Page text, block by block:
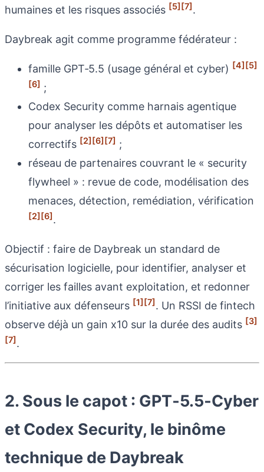
humaines et les risques associés [5][7].
Daybreak agit comme programme fédérateur :
famille GPT‑5.5 (usage général et cyber) [4][5]
[6] ;
Codex Security comme harnais agentique
pour analyser les dépôts et automatiser les
correctifs [2][6][7] ;
réseau de partenaires couvrant le « security
flywheel » : revue de code, modélisation des
menaces, détection, remédiation, vérification
[2][6].
Objectif : faire de Daybreak un standard de
sécurisation logicielle, pour identifier, analyser et
corriger les failles avant exploitation, et redonner
l’initiative aux défenseurs [1][7]. Un RSSI de fintech
observe déjà un gain x10 sur la durée des audits [3]
[7].
2. Sous le capot : GPT‑5.5‑Cyber
et Codex Security, le binôme
technique de Daybreak